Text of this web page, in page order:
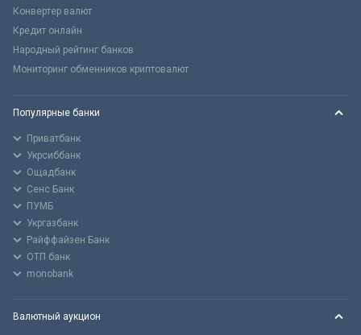
Конвертер валют
Кредит онлайн
Народный рейтинг банков
Мониторинг обменников криптовалют
Популярные банки
Приватбанк
Укрсиббанк
Ощадбанк
Сенс Банк
ПУМБ
Укргазбанк
Райффайзен Банк
ОТП банк
monobank
Валютный аукцион